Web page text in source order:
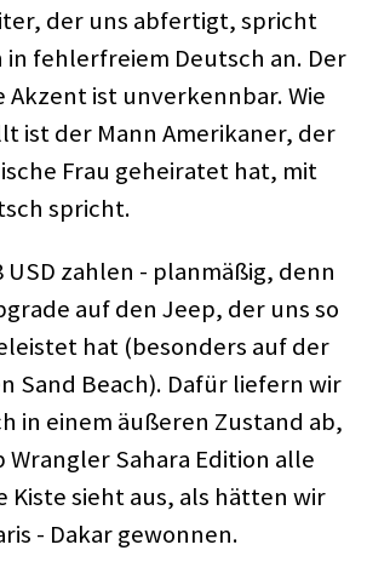
der uns abfertigt, spricht
fehlerfreiem Deutsch an. Der
Akzent ist unverkennbar. Wie
ist der Mann Amerikaner, der
Frau geheiratet hat, mit
spricht.
USD zahlen - planmäßig, denn
auf den Jeep, der uns so
hat (besonders auf der
Sand Beach). Dafür liefern wir
in einem äußeren Zustand ab,
Wrangler Sahara Edition alle
Kiste sieht aus, als hätten wir
- Dakar gewonnen.